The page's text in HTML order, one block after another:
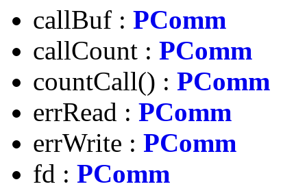
callBuf : PComm
callCount : PComm
countCall() : PComm
errRead : PComm
errWrite : PComm
fd : PComm